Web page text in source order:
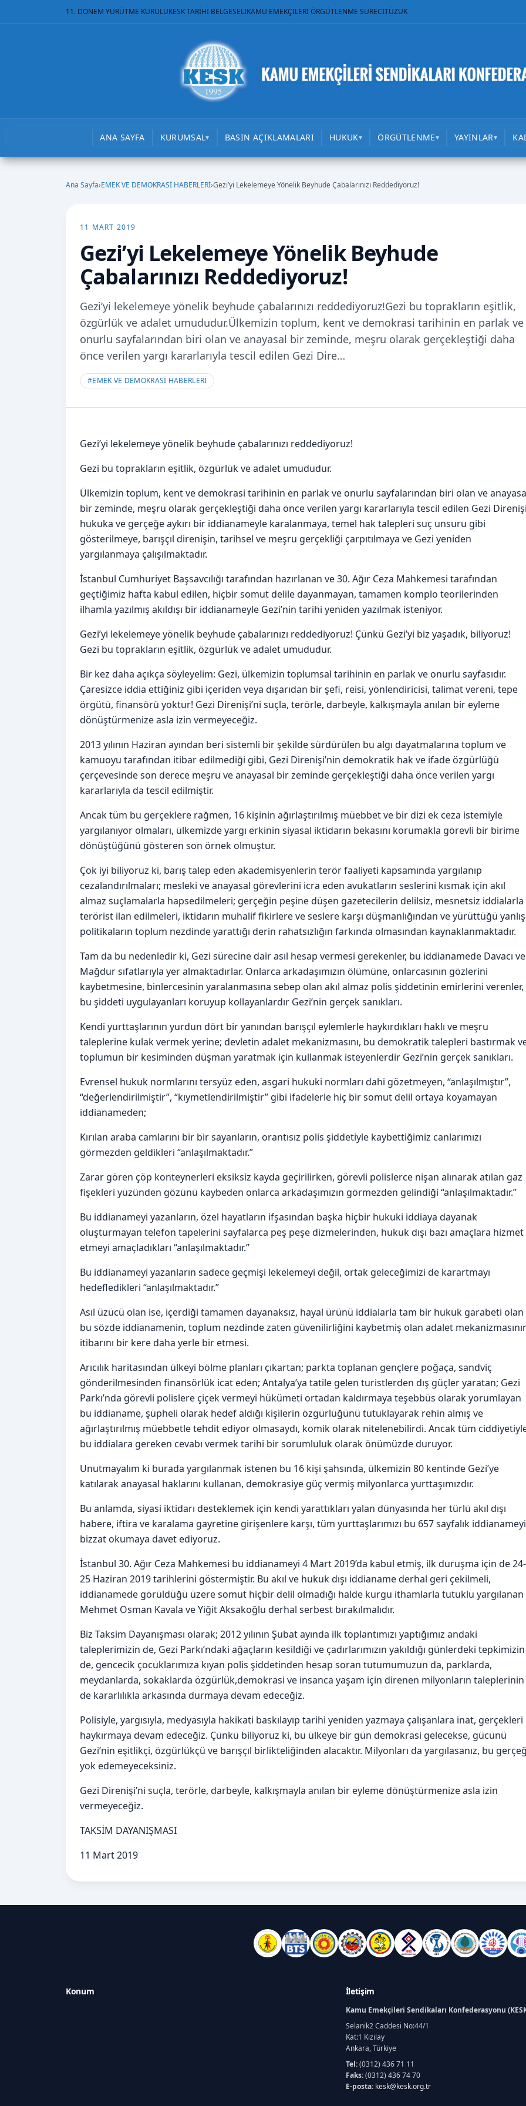
11. DÖNEM YÜRÜTME KURULUKESK TARİHİ BELGESELİKAMU EMEKÇİLERİ ÖRGÜTLENME SÜRECİTÜZÜK
ANA SAYFA KURUMSAL▾ BASIN AÇIKLAMALARI HUKUK▾ ÖRGÜTLENME▾ YAYINLAR▾
Ana Sayfa›EMEK VE DEMOKRASİ HABERLERİ›Gezi’yi Lekelemeye Yönelik Beyhude Çabalarınızı Reddediyoruz!
11 MART 2019
Gezi’yi Lekelemeye Yönelik Beyhude
Çabalarınızı Reddediyoruz!
Gezi’yi lekelemeye yönelik beyhude çabalarınızı reddediyoruz!Gezi bu toprakların eşitlik,
özgürlük ve adalet umududur.Ülkemizin toplum, kent ve demokrasi tarihinin en parlak ve
onurlu sayfalarından biri olan ve anayasal bir zeminde, meşru olarak gerçekleştiği daha
önce verilen yargı kararlarıyla tescil edilen Gezi Dire…
#EMEK VE DEMOKRASİ HABERLERİ
Gezi’yi lekelemeye yönelik beyhude çabalarınızı reddediyoruz!
Gezi bu toprakların eşitlik, özgürlük ve adalet umududur.
Ülkemizin toplum, kent ve demokrasi tarihinin en parlak ve onurlu sayfalarından biri olan ve
bir zeminde, meşru olarak gerçekleştiği daha önce verilen yargı kararlarıyla tescil edilen Gezi
hukuka ve gerçeğe aykırı bir iddianameyle karalanmaya, temel hak talepleri suç unsuru gibi
gösterilmeye, barışçıl direnişin, tarihsel ve meşru gerçekliği çarpıtılmaya ve Gezi yeniden
yargılanmaya çalışılmaktadır.
İstanbul Cumhuriyet Başsavcılığı tarafından hazırlanan ve 30. Ağır Ceza Mahkemesi tarafından
geçtiğimiz hafta kabul edilen, hiçbir somut delile dayanmayan, tamamen komplo teorilerinden
ilhamla yazılmış akıldışı bir iddianameyle Gezi’nin tarihi yeniden yazılmak isteniyor.
Gezi’yi lekelemeye yönelik beyhude çabalarınızı reddediyoruz! Çünkü Gezi’yi biz yaşadık, biliyoruz!
Gezi bu toprakların eşitlik, özgürlük ve adalet umududur.
Bir kez daha açıkça söyleyelim: Gezi, ülkemizin toplumsal tarihinin en parlak ve onurlu sayfasıdır.
Çaresizce iddia ettiğiniz gibi içeriden veya dışarıdan bir şefi, reisi, yönlendiricisi, talimat vereni, tepe
örgütü, finansörü yoktur! Gezi Direnişi’ni suçla, terörle, darbeyle, kalkışmayla anılan bir eyleme
dönüştürmenize asla izin vermeyeceğiz.
2013 yılının Haziran ayından beri sistemli bir şekilde sürdürülen bu algı dayatmalarına toplum ve
kamuoyu tarafından itibar edilmediği gibi, Gezi Direnişi’nin demokratik hak ve ifade özgürlüğü
çerçevesinde son derece meşru ve anayasal bir zeminde gerçekleştiği daha önce verilen yargı
kararlarıyla da tescil edilmiştir.
Ancak tüm bu gerçeklere rağmen, 16 kişinin ağırlaştırılmış müebbet ve bir dizi ek ceza istemiyle
yargılanıyor olmaları, ülkemizde yargı erkinin siyasal iktidarın bekasını korumakla görevli bir birime
dönüştüğünü gösteren son örnek olmuştur.
Çok iyi biliyoruz ki, barış talep eden akademisyenlerin terör faaliyeti kapsamında yargılanıp
cezalandırılmaları; mesleki ve anayasal görevlerini icra eden avukatların seslerini kısmak için akıl
almaz suçlamalarla hapsedilmeleri; gerçeğin peşine düşen gazetecilerin delilsiz, mesnetsiz iddialarla
terörist ilan edilmeleri, iktidarın muhalif fikirlere ve seslere karşı düşmanlığından ve yürüttüğü yanlış
politikaların toplum nezdinde yarattığı derin rahatsızlığın farkında olmasından kaynaklanmaktadır.
Tam da bu nedenledir ki, Gezi sürecine dair asıl hesap vermesi gerekenler, bu iddianamede Davacı ve
Mağdur sıfatlarıyla yer almaktadırlar. Onlarca arkadaşımızın ölümüne, onlarcasının gözlerini
kaybetmesine, binlercesinin yaralanmasına sebep olan akıl almaz polis şiddetinin emirlerini verenler,
bu şiddeti uygulayanları koruyup kollayanlardır Gezi’nin gerçek sanıkları.
Kendi yurttaşlarının yurdun dört bir yanından barışçıl eylemlerle haykırdıkları haklı ve meşru
taleplerine kulak vermek yerine; devletin adalet mekanizmasını, bu demokratik talepleri bastırmak
toplumun bir kesiminden düşman yaratmak için kullanmak isteyenlerdir Gezi’nin gerçek sanıkları.
Evrensel hukuk normlarını tersyüz eden, asgari hukuki normları dahi gözetmeyen, “anlaşılmıştır”,
“değerlendirilmiştir”, “kıymetlendirilmiştir” gibi ifadelerle hiç bir somut delil ortaya koyamayan
iddianameden;
Kırılan araba camlarını bir bir sayanların, orantısız polis şiddetiyle kaybettiğimiz canlarımızı
görmezden geldikleri “anlaşılmaktadır.”
Zarar gören çöp konteynerleri eksiksiz kayda geçirilirken, görevli polislerce nişan alınarak atılan gaz
fişekleri yüzünden gözünü kaybeden onlarca arkadaşımızın görmezden gelindiği “anlaşılmaktadır.”
Bu iddianameyi yazanların, özel hayatların ifşasından başka hiçbir hukuki iddiaya dayanak
oluşturmayan telefon tapelerini sayfalarca peş peşe dizmelerinden, hukuk dışı bazı amaçlara hizmet
etmeyi amaçladıkları “anlaşılmaktadır.”
Bu iddianameyi yazanların sadece geçmişi lekelemeyi değil, ortak geleceğimizi de karartmayı
hedefledikleri “anlaşılmaktadır.”
Asıl üzücü olan ise, içerdiği tamamen dayanaksız, hayal ürünü iddialarla tam bir hukuk garabeti olan
bu sözde iddianamenin, toplum nezdinde zaten güvenilirliğini kaybetmiş olan adalet
itibarını bir kere daha yerle bir etmesi.
Arıcılık haritasından ülkeyi bölme planları çıkartan; parkta toplanan gençlere poğaça, sandviç
gönderilmesinden finansörlük icat eden; Antalya’ya tatile gelen turistlerden dış güçler yaratan; Gezi
Parkı’nda görevli polislere çiçek vermeyi hükümeti ortadan kaldırmaya teşebbüs olarak yorumlayan
bu iddianame, şüpheli olarak hedef aldığı kişilerin özgürlüğünü tutuklayarak rehin almış ve
ağırlaştırılmış müebbetle tehdit ediyor olmasaydı, komik olarak nitelenebilirdi. Ancak tüm
bu iddialara gereken cevabı vermek tarihi bir sorumluluk olarak önümüzde duruyor.
Unutmayalım ki burada yargılanmak istenen bu 16 kişi şahsında, ülkemizin 80 kentinde Gezi’ye
katılarak anayasal haklarını kullanan, demokrasiye güç vermiş milyonlarca yurttaşımızdır.
Bu anlamda, siyasi iktidarı desteklemek için kendi yarattıkları yalan dünyasında her türlü akıl dışı
habere, iftira ve karalama gayretine girişenlere karşı, tüm yurttaşlarımızı bu 657 sayfalık iddianameyi
bizzat okumaya davet ediyoruz.
İstanbul 30. Ağır Ceza Mahkemesi bu iddianameyi 4 Mart 2019’da kabul etmiş, ilk duruşma için de 24-
25 Haziran 2019 tarihlerini göstermiştir. Bu akıl ve hukuk dışı iddianame derhal geri çekilmeli,
iddianamede görüldüğü üzere somut hiçbir delil olmadığı halde kurgu ithamlarla tutuklu yargılanan
Mehmet Osman Kavala ve Yiğit Aksakoğlu derhal serbest bırakılmalıdır.
Biz Taksim Dayanışması olarak; 2012 yılının Şubat ayında ilk toplantımızı yaptığımız andaki
taleplerimizin de, Gezi Parkı’ndaki ağaçların kesildiği ve çadırlarımızın yakıldığı günlerdeki tepkimizin
de, gencecik çocuklarımıza kıyan polis şiddetinden hesap soran tutumumuzun da, parklarda,
meydanlarda, sokaklarda özgürlük,demokrasi ve insanca yaşam için direnen milyonların taleplerinin
de kararlılıkla arkasında durmaya devam edeceğiz.
Polisiyle, yargısıyla, medyasıyla hakikati baskılayıp tarihi yeniden yazmaya çalışanlara inat, gerçekleri
haykırmaya devam edeceğiz. Çünkü biliyoruz ki, bu ülkeye bir gün demokrasi gelecekse, gücünü
Gezi’nin eşitlikçi, özgürlükçü ve barışçıl birlikteliğinden alacaktır. Milyonları da yargılasanız, bu
yok edemeyeceksiniz.
Gezi Direnişi’ni suçla, terörle, darbeyle, kalkışmayla anılan bir eyleme dönüştürmenize asla izin
vermeyeceğiz.
TAKSİM DAYANIŞMASI
11 Mart 2019
Konum İletişim
Kamu Emekçileri Sendikaları Konfederasyonu
Selanik2 Caddesi No:44/1
Kat:1 Kızılay
Ankara, Türkiye
Tel:(0312) 436 71 11
Faks:(0312) 436 74 70
E-posta: kesk@kesk.org.tr